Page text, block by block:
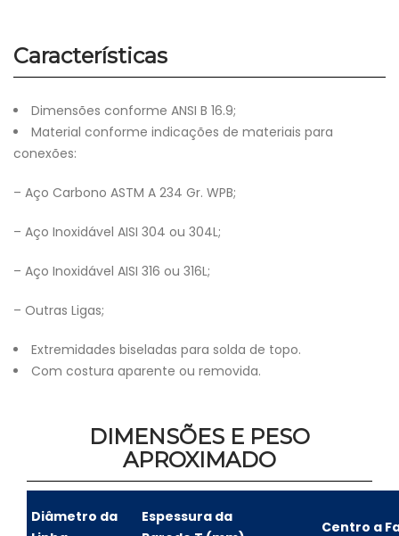
Características
Dimensões conforme ANSI B 16.9;
Material conforme indicações de materiais para
conexões:
– Aço Carbono ASTM A 234 Gr. WPB;
– Aço Inoxidável AISI 304 ou 304L;
– Aço Inoxidável AISI 316 ou 316L;
– Outras Ligas;
Extremidades biseladas para solda de topo.
Com costura aparente ou removida.
DIMENSÕES E PESO
APROXIMADO
Diâmetro da
Espessura da
Centro a